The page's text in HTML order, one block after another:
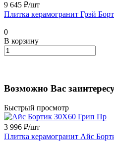
9 645 ₽/шт
Плитка керамогранит Грэй
0
В корзину
Возможно Вас
Быстрый просмотр
3 996 ₽/шт
Плитка керамогранит Айс